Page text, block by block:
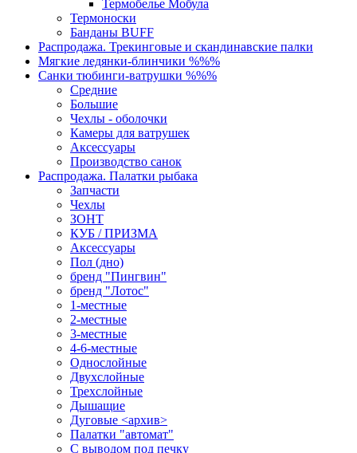
Термобелье Мобула
Термоноски
Банданы BUFF
Распродажа. Трекинговые и скандинавские палки
Мягкие ледянки-блинчики %%%
Санки тюбинги-ватрушки %%%
Средние
Большие
Чехлы - оболочки
Камеры для ватрушек
Аксессуары
Производство санок
Распродажа. Палатки рыбака
Запчасти
Чехлы
ЗОНТ
КУБ / ПРИЗМА
Аксессуары
Пол (дно)
бренд "Пингвин"
бренд "Лотос"
1-местные
2-местные
3-местные
4-6-местные
Однослойные
Двухслойные
Трехслойные
Дышащие
Дуговые <архив>
Палатки "автомат"
C выводом под печку